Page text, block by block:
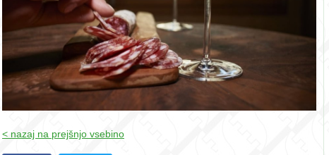
< nazaj na prejšnjo vsebino